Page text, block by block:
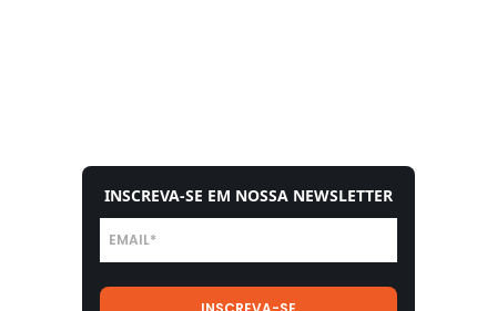
INSCREVA-SE EM NOSSA NEWSLETTER